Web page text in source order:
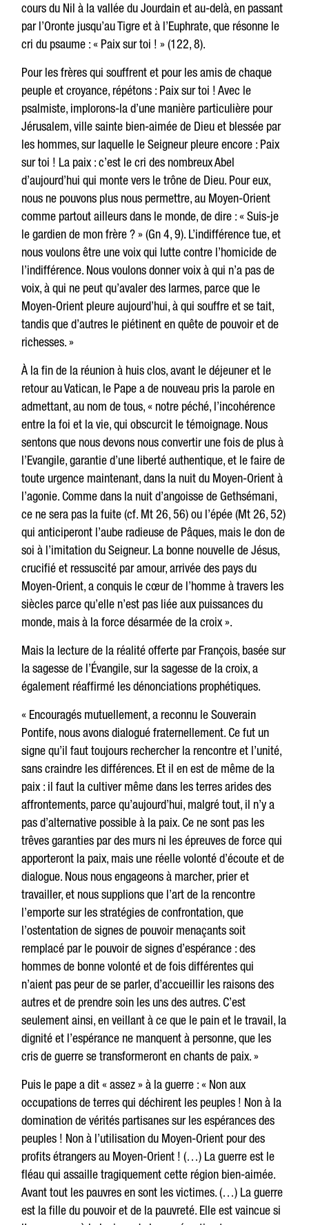
cours du Nil à la vallée du Jourdain et au-delà, en passant
par l’Oronte jusqu’au Tigre et à l’Euphrate, que résonne le
cri du psaume : « Paix sur toi ! » (122, 8).
Pour les frères qui souffrent et pour les amis de chaque
peuple et croyance, répétons : Paix sur toi ! Avec le
psalmiste, implorons-la d’une manière particulière pour
Jérusalem, ville sainte bien-aimée de Dieu et blessée par
les hommes, sur laquelle le Seigneur pleure encore : Paix
sur toi ! La paix : c’est le cri des nombreux Abel
d’aujourd’hui qui monte vers le trône de Dieu. Pour eux,
nous ne pouvons plus nous permettre, au Moyen-Orient
comme partout ailleurs dans le monde, de dire : « Suis-je
le gardien de mon frère ? » (Gn 4, 9). L’indifférence tue, et
nous voulons être une voix qui lutte contre l’homicide de
l’indifférence. Nous voulons donner voix à qui n’a pas de
voix, à qui ne peut qu’avaler des larmes, parce que le
Moyen-Orient pleure aujourd’hui, à qui souffre et se tait,
tandis que d’autres le piétinent en quête de pouvoir et de
richesses. »
À la fin de la réunion à huis clos, avant le déjeuner et le
retour au Vatican, le Pape a de nouveau pris la parole en
admettant, au nom de tous, « notre péché, l’incohérence
entre la foi et la vie, qui obscurcit le témoignage. Nous
sentons que nous devons nous convertir une fois de plus à
l’Evangile, garantie d’une liberté authentique, et le faire de
toute urgence maintenant, dans la nuit du Moyen-Orient à
l’agonie. Comme dans la nuit d’angoisse de Gethsémani,
ce ne sera pas la fuite (cf. Mt 26, 56) ou l’épée (Mt 26, 52)
qui anticiperont l’aube radieuse de Pâques, mais le don de
soi à l’imitation du Seigneur. La bonne nouvelle de Jésus,
crucifié et ressuscité par amour, arrivée des pays du
Moyen-Orient, a conquis le cœur de l’homme à travers les
siècles parce qu’elle n’est pas liée aux puissances du
monde, mais à la force désarmée de la croix ».
Mais la lecture de la réalité offerte par François, basée sur
la sagesse de l’Évangile, sur la sagesse de la croix, a
également réaffirmé les dénonciations prophétiques.
« Encouragés mutuellement, a reconnu le Souverain
Pontife, nous avons dialogué fraternellement. Ce fut un
signe qu’il faut toujours rechercher la rencontre et l’unité,
sans craindre les différences. Et il en est de même de la
paix : il faut la cultiver même dans les terres arides des
affrontements, parce qu’aujourd’hui, malgré tout, il n’y a
pas d’alternative possible à la paix. Ce ne sont pas les
trêves garanties par des murs ni les épreuves de force qui
apporteront la paix, mais une réelle volonté d’écoute et de
dialogue. Nous nous engageons à marcher, prier et
travailler, et nous supplions que l’art de la rencontre
l’emporte sur les stratégies de confrontation, que
l’ostentation de signes de pouvoir menaçants soit
remplacé par le pouvoir de signes d’espérance : des
hommes de bonne volonté et de fois différentes qui
n’aient pas peur de se parler, d’accueillir les raisons des
autres et de prendre soin les uns des autres. C’est
seulement ainsi, en veillant à ce que le pain et le travail, la
dignité et l’espérance ne manquent à personne, que les
cris de guerre se transformeront en chants de paix. »
Puis le pape a dit « assez » à la guerre : « Non aux
occupations de terres qui déchirent les peuples ! Non à la
domination de vérités partisanes sur les espérances des
peuples ! Non à l’utilisation du Moyen-Orient pour des
profits étrangers au Moyen-Orient ! (…) La guerre est le
fléau qui assaille tragiquement cette région bien-aimée.
Avant tout les pauvres en sont les victimes. (…) La guerre
est la fille du pouvoir et de la pauvreté. Elle est vaincue si